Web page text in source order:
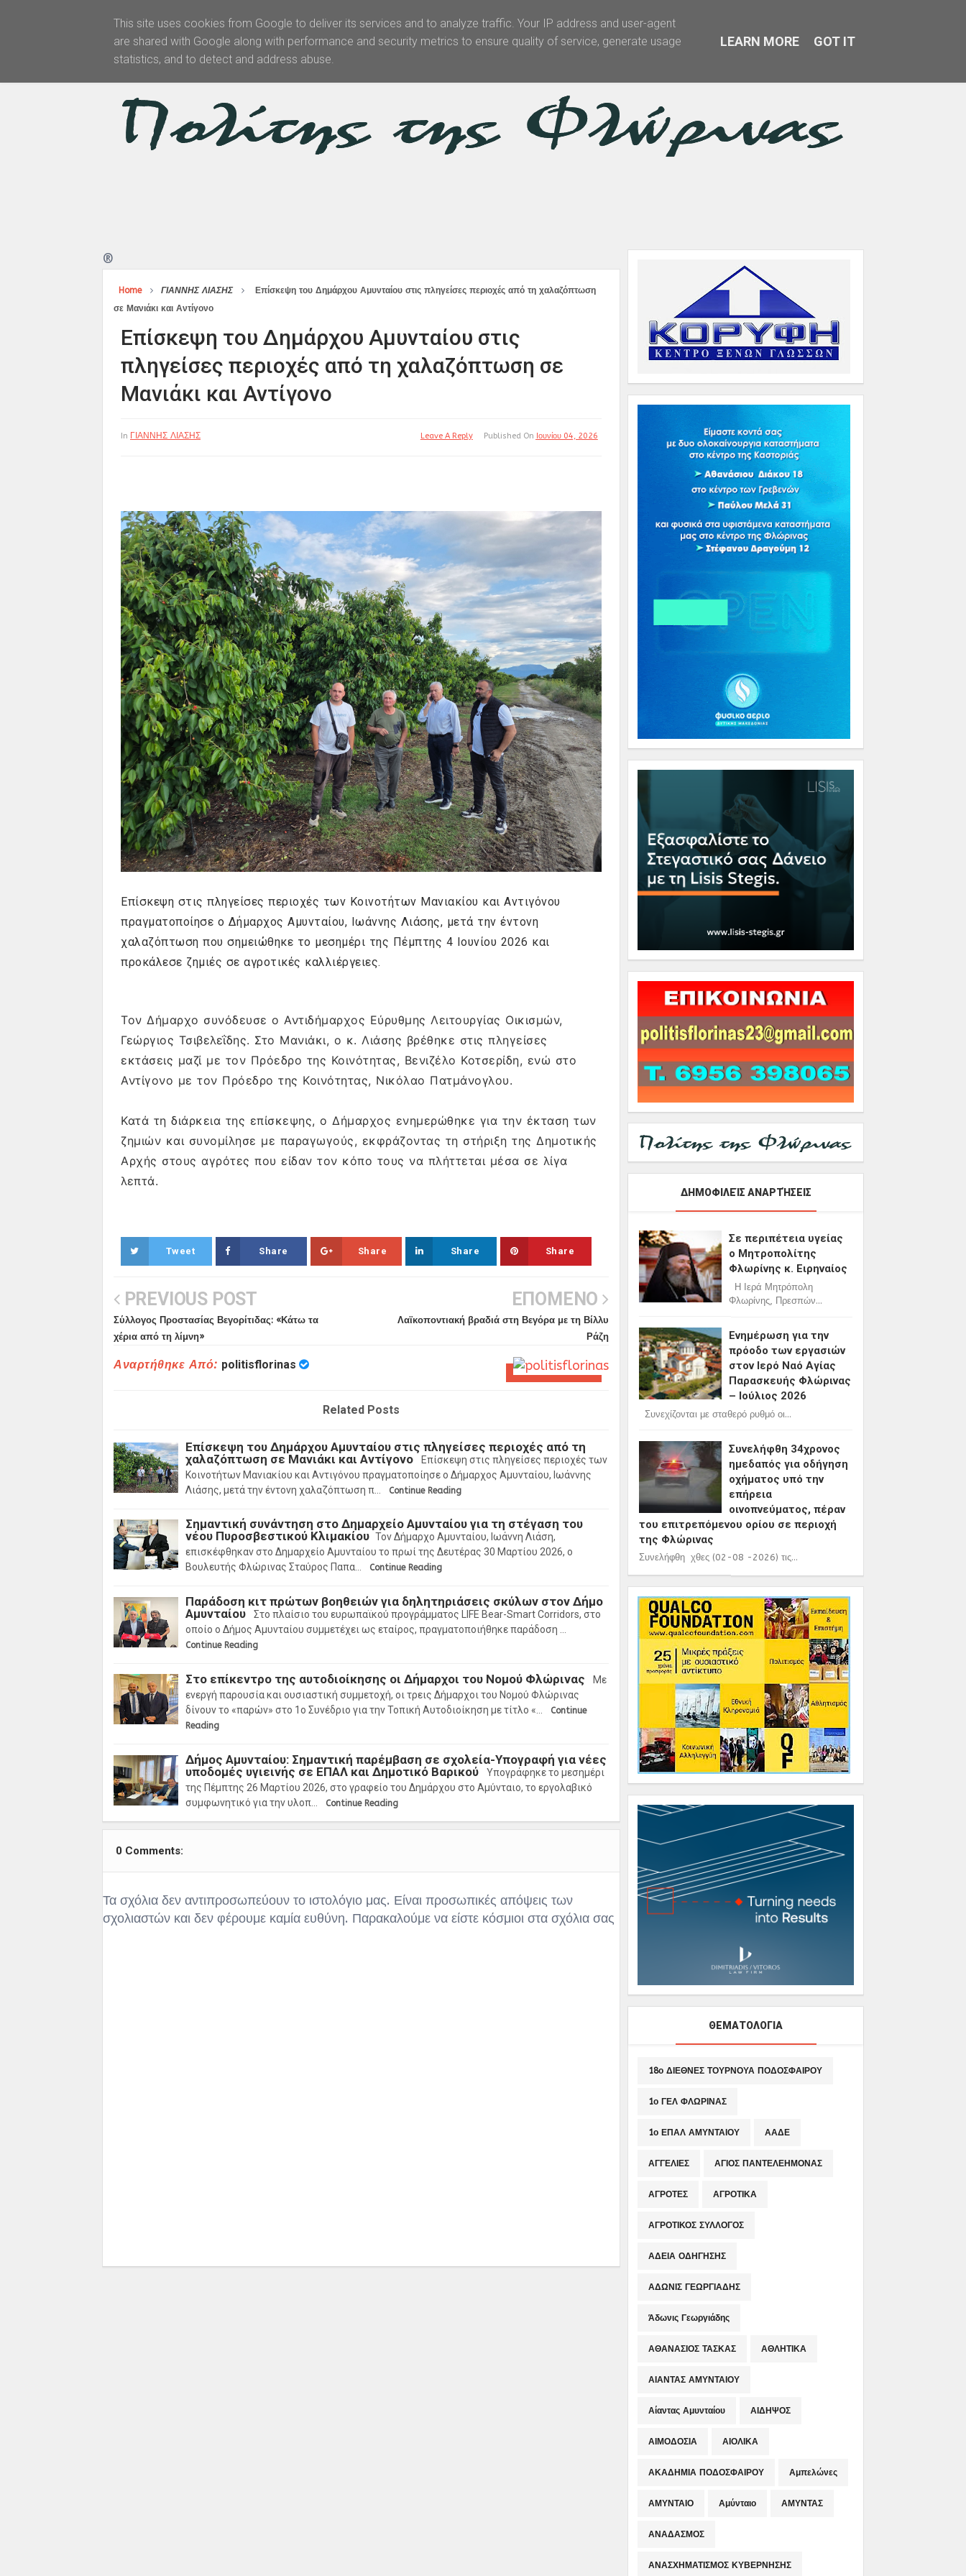
Αρχική Θεματολογία Άρθρα -Απόψεις Πολιτισμός Επικοινωνία
®
Home ΓΙΑΝΝΗΣ ΛΙΑΣΗΣ
Επίσκεψη του Δημάρχου Αμυνταίου στις πληγείσες περιοχές από τη χαλαζόπτωση
σε Μανιάκι και Αντίγονο
Επίσκεψη του Δημάρχου Αμυνταίου στις
πληγείσες περιοχές από τη χαλαζόπτωση σε
Μανιάκι και Αντίγονο
In ΓΙΑΝΝΗΣ ΛΙΑΣΗΣ Published On Ιουνίου 04, 2026
Leave A Reply
Επίσκεψη στις πληγείσες περιοχές των Κοινοτήτων Μανιακίου και Αντιγόνου
πραγματοποίησε ο Δήμαρχος Αμυνταίου, Ιωάννης Λιάσης, μετά την έντονη
χαλαζόπτωση που σημειώθηκε το μεσημέρι της Πέμπτης 4 Ιουνίου 2026 και
προκάλεσε ζημιές σε αγροτικές καλλιέργειες.
Τον Δήμαρχο συνόδευσε ο Αντιδήμαρχος Εύρυθμης Λειτουργίας Οικισμών,
Γεώργιος Τσιβελεΐδης. Στο Μανιάκι, ο κ. Λιάσης βρέθηκε στις πληγείσες
εκτάσεις μαζί με τον Πρόεδρο της Κοινότητας, Βενιζέλο Κοτσερίδη, ενώ στο
Αντίγονο με τον Πρόεδρο της Κοινότητας, Νικόλαο Πατμάνογλου.
Κατά τη διάρκεια της επίσκεψης, ο Δήμαρχος ενημερώθηκε για την έκταση των
ζημιών και συνομίλησε με παραγωγούς, εκφράζοντας τη στήριξη της Δημοτικής
Αρχής στους αγρότες που είδαν τον κόπο τους να πλήττεται μέσα σε λίγα
λεπτά.
Tweet Share Share Share Share
PREVIOUS POST
Σύλλογος Προστασίας Βεγορίτιδας: «Κάτω τα
χέρια από τη λίμνη»
ΕΠΟΜΕΝΟ
Λαϊκοποντιακή βραδιά στη Βεγόρα με τη Βίλλυ
Ράζη
Αναρτήθηκε Από: politisflorinas
Related Posts
Επίσκεψη του Δημάρχου Αμυνταίου στις πληγείσες περιοχές από τη
χαλαζόπτωση σε Μανιάκι και Αντίγονο
Επίσκεψη στις πληγείσες περιοχές των
Κοινοτήτων Μανιακίου και Αντιγόνου πραγματοποίησε ο Δήμαρχος Αμυνταίου, Ιωάννης
Λιάσης, μετά την έντονη χαλαζόπτωση π…
Continue Reading
Σημαντική συνάντηση στο Δημαρχείο Αμυνταίου για τη στέγαση του
νέου Πυροσβεστικού Κλιμακίου Τον Δήμαρχο Αμυνταίου, Ιωάννη Λιάση,
επισκέφθηκαν στο Δημαρχείο Αμυνταίου το πρωί της Δευτέρας 30 Μαρτίου 2026, ο
Βουλευτής Φλώρινας Σταύρος Παπα…
Continue Reading
Παράδοση κιτ πρώτων βοηθειών για δηλητηριάσεις σκύλων στον Δήμο
Αμυνταίου
Στο πλαίσιο του ευρωπαϊκού προγράμματος LIFE Bear-Smart Corridors, στο
οποίο ο Δήμος Αμυνταίου συμμετέχει ως εταίρος, πραγματοποιήθηκε παράδοση …
Continue Reading
Στο επίκεντρο της αυτοδιοίκησης οι Δήμαρχοι του Νομού Φλώρινας
Με
ενεργή παρουσία και ουσιαστική συμμετοχή, οι τρεις Δήμαρχοι του Νομού Φλώρινας
δίνουν το «παρών» στο 1ο Συνέδριο για την Τοπική Αυτοδιοίκηση με τίτλο «…
Continue
Reading
Δήμος Αμυνταίου: Σημαντική παρέμβαση σε σχολεία-Υπογραφή για νέες
υποδομές υγιεινής σε ΕΠΑΛ και Δημοτικό Βαρικού
Υπογράφηκε το μεσημέρι
της Πέμπτης 26 Μαρτίου 2026, στο γραφείο του Δημάρχου στο Αμύνταιο, το εργολαβικό
συμφωνητικό για την υλοπ…
Continue Reading
0 Comments:
Τα σχόλια δεν αντιπροσωπεύουν το ιστολόγιο μας. Είναι προσωπικές απόψεις των
σχολιαστών και δεν φέρουμε καμία ευθύνη. Παρακαλούμε να είστε κόσμιοι στα σχόλια σας
ΔΗΜΟΦΙΛΕΊΣ ΑΝΑΡΤΉΣΕΙΣ
Σε περιπέτεια υγείας
ο Μητροπολίτης
Φλωρίνης κ. Ειρηναίος
Η Ιερά Μητρόπολη
Φλωρίνης, Πρεσπών...
Ενημέρωση για την
πρόοδο των εργασιών
στον Ιερό Ναό Αγίας
Παρασκευής Φλώρινας
– Ιούλιος 2026
Συνεχίζονται με σταθερό ρυθμό οι...
Συνελήφθη 34χρονος
ημεδαπός για οδήγηση
οχήματος υπό την
επήρεια
οινοπνεύματος, πέραν
του επιτρεπόμενου ορίου σε περιοχή
της Φλώρινας
Συνελήφθη χθες (02-08 -2026) τις...
ΘΕΜΑΤΟΛΟΓΙΑ
18ο ΔΙΕΘΝΕΣ ΤΟΥΡΝΟΥΑ ΠΟΔΟΣΦΑΙΡΟΥ
1ο ΓΕΛ ΦΛΩΡΙΝΑΣ
1ο ΕΠΑΛ ΑΜΥΝΤΑΙΟΥ ΑΑΔΕ
ΑΓΓΕΛΙΕΣ ΑΓΙΟΣ ΠΑΝΤΕΛΕΗΜΟΝΑΣ
ΑΓΡΟΤΕΣ ΑΓΡΟΤΙΚΑ
ΑΓΡΟΤΙΚΟΣ ΣΥΛΛΟΓΟΣ
ΑΔΕΙΑ ΟΔΗΓΗΣΗΣ
ΑΔΩΝΙΣ ΓΕΩΡΓΙΑΔΗΣ
Άδωνις Γεωργιάδης
ΑΘΑΝΑΣΙΟΣ ΤΑΣΚΑΣ ΑΘΛΗΤΙΚΑ
ΑΙΑΝΤΑΣ ΑΜΥΝΤΑΙΟΥ
Αίαντας Αμυνταίου ΑΙΔΗΨΟΣ
ΑΙΜΟΔΟΣΙΑ ΑΙΟΛΙΚΑ
ΑΚΑΔΗΜΙΑ ΠΟΔΟΣΦΑΙΡΟΥ Αμπελώνες
ΑΜΥΝΤΑΙΟ Αμύνταιο ΑΜΥΝΤΑΣ
ΑΝΑΔΑΣΜΟΣ
ΑΝΑΣΧΗΜΑΤΙΣΜΟΣ ΚΥΒΕΡΝΗΣΗΣ
This site uses cookies from Google to deliver its services and to analyze traffic. Your IP address and user-agent
are shared with Google along with performance and security metrics to ensure quality of service, generate usage
statistics, and to detect and address abuse.
LEARN MORE GOT IT